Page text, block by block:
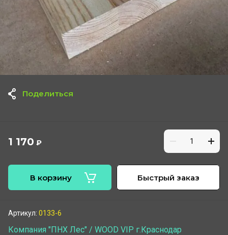
1 170 ₽
В корзину Быстрый заказ
Артикул: 0133-6
Компания "ПНХ Лес" / WOOD VIP г.Краснодар
Поделиться